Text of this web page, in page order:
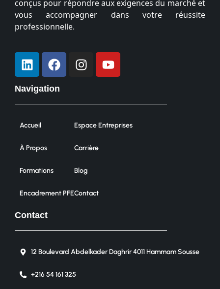
conçus pour répondre aux exigences du marché et
vous accompagner dans votre réussite
professionnelle.
Navigation
Accueil
À Propos
Formations
Encadrement PFE
Espace Entreprises
Carrière
Blog
Contact
Contact
12 Boulevard Abdelkader Daghrir 4011 Hammam Sousse
+216 54 161 325